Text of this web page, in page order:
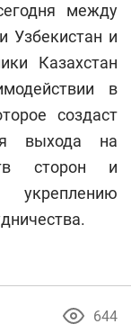
между
Узбекистан и
Казахстан
в
создаст
выхода на
сторон и
644